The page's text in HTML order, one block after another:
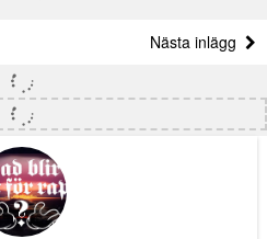
Nästa inlägg